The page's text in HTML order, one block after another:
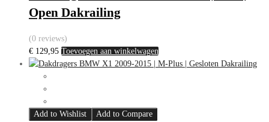
Open Dakrailing
(0 reviews)
€ 129,95 Toevoegen aan winkelwagen
Add to Wishlist
Add to Compare